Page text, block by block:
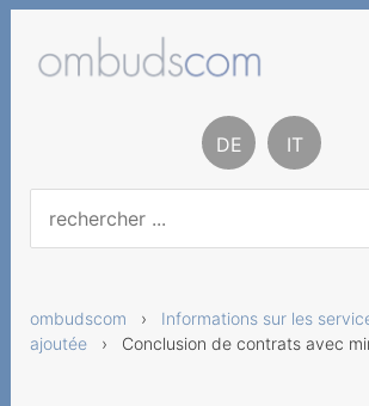
DE IT
ombudscom › Informations sur les
ajoutée › Conclusion de contrats avec
Procédure de
Base légale
Rapport et